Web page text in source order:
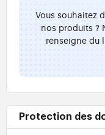
Vous souhaitez
nos produits ?
renseigne du
Protection des